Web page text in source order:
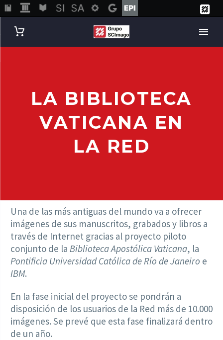
LA BIBLIOTECA
VATICANA EN
LA RED
Una de las más antiguas del mundo va a ofrecer
imágenes de sus manuscritos, grabados y libros a
través de Internet gracias al proyecto piloto
conjunto de la Biblioteca Apostólica Vaticana, la
Pontificia Universidad Católica de Río de Janeiro e
IBM.
En la fase inicial del proyecto se pondrán a
disposición de los usuarios de la Red más de 10.000
imágenes. Se prevé que esta fase finalizará dentro
de un año.